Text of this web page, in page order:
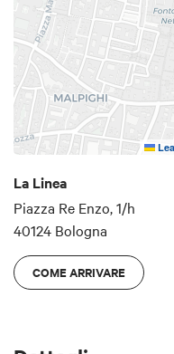
La Linea
Piazza Re Enzo, 1/h
40124 Bologna
COME ARRIVARE